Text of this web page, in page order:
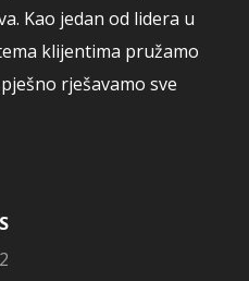
Kao jedan od lidera u
klijentima pružamo
rješavamo sve
S
2